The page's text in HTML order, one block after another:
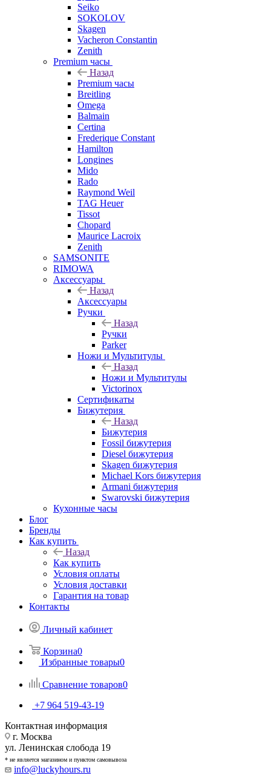
Seiko
SOKOLOV
Skagen
Vacheron Constantin
Zenith
Premium часы
Назад
Premium часы
Breitling
Omega
Balmain
Certina
Frederique Constant
Hamilton
Longines
Mido
Rado
Raymond Weil
TAG Heuer
Tissot
Chopard
Maurice Lacroix
Zenith
SAMSONITE
RIMOWA
Аксессуары
Назад
Аксессуары
Ручки
Назад
Ручки
Parker
Ножи и Мультитулы
Назад
Ножи и Мультитулы
Victorinox
Сертификаты
Бижутерия
Назад
Бижутерия
Fossil бижутерия
Diesel бижутерия
Skagen бижутерия
Michael Kors бижутерия
Armani бижутерия
Swarovski бижутерия
Кухонные часы
Блог
Бренды
Как купить
Назад
Как купить
Условия оплаты
Условия доставки
Гарантия на товар
Контакты
Личный кабинет
Корзина0
Избранные товары0
Сравнение товаров0
+7 964 519-43-19
Контактная информация
г. Москва
ул. Ленинская слобода 19
* не является магазином и пунктом самовывоза
info@luckyhours.ru